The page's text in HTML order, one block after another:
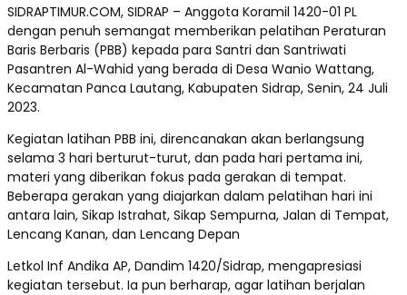
SIDRAPTIMUR.COM, SIDRAP – Anggota Koramil 1420-01 PL
dengan penuh semangat memberikan pelatihan Peraturan
Baris Berbaris (PBB) kepada para Santri dan Santriwati
Pasantren Al-Wahid yang berada di Desa Wanio Wattang,
Kecamatan Panca Lautang, Kabupaten Sidrap, Senin, 24 Juli
2023.
Kegiatan latihan PBB ini, direncanakan akan berlangsung
selama 3 hari berturut-turut, dan pada hari pertama ini,
materi yang diberikan fokus pada gerakan di tempat.
Beberapa gerakan yang diajarkan dalam pelatihan hari ini
antara lain, Sikap Istrahat, Sikap Sempurna, Jalan di Tempat,
Lencang Kanan, dan Lencang Depan
Letkol Inf Andika AP, Dandim 1420/Sidrap, mengapresiasi
kegiatan tersebut. Ia pun berharap, agar latihan berjalan